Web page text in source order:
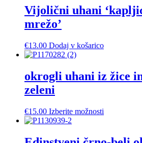
Vijolični uhani
mrežo’
€13.00 Dodaj v košarico
okrogli uhani iz žice
zeleni
€15.00 Izberite možnosti
več